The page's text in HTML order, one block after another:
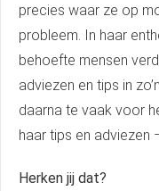
precies waar ze op
probleem. In haar
behoefte mensen
adviezen en tips in
daarna te vaak voor
haar tips en adviezen
Herken jij dat?
de
Hierdoor
relevante
op het
deze